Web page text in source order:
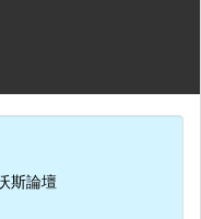
斯論壇